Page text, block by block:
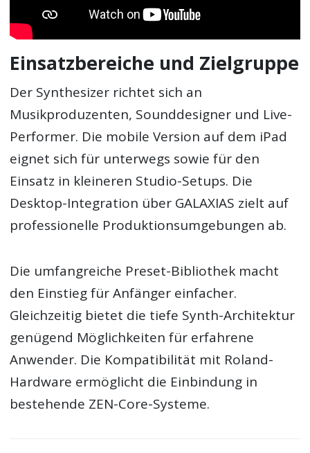
Einsatzbereiche und Zielgruppe
Der Synthesizer richtet sich an
Musikproduzenten, Sounddesigner und Live-
Performer. Die mobile Version auf dem iPad
eignet sich für unterwegs sowie für den
Einsatz in kleineren Studio-Setups. Die
Desktop-Integration über GALAXIAS zielt auf
professionelle Produktionsumgebungen ab.
Die umfangreiche Preset-Bibliothek macht
den Einstieg für Anfänger einfacher.
Gleichzeitig bietet die tiefe Synth-Architektur
genügend Möglichkeiten für erfahrene
Anwender. Die Kompatibilität mit Roland-
Hardware ermöglicht die Einbindung in
bestehende ZEN-Core-Systeme.